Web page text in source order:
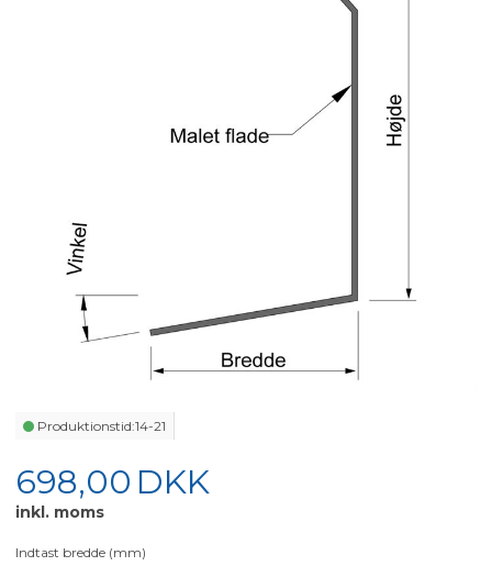
Produktionstid:14-21
698,00 DKK
inkl. moms
Indtast bredde (mm)